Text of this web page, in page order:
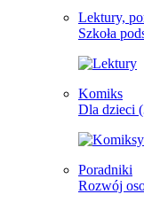
Lektury,
Szkoła
Komiks
Dla dzieci
Poradniki
Rozwój